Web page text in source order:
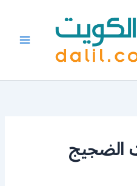
الضجيج